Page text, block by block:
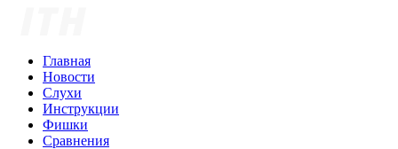
Главная
Новости
Слухи
Инструкции
Фишки
Сравнения